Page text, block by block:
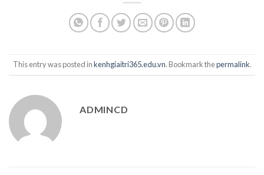
This entry was posted inkenhgiaitri365.edu.vn. Bookmark thepermalink.
ADMINCD